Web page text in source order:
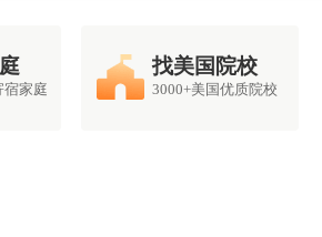
宿家庭
找美国院校
3000+美国优质院校